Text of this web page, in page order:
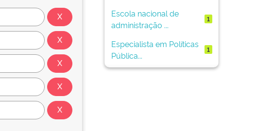
Escola nacional de
administração ...
1
Especialista em Políticas
Pública...
1